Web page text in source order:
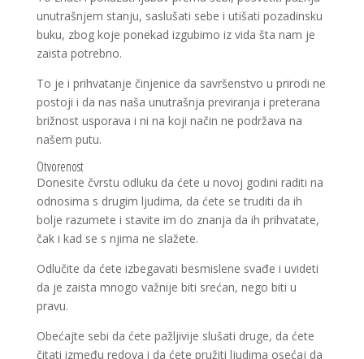
unutrašnjem stanju, saslušati sebe i utišati pozadinsku
buku, zbog koje ponekad izgubimo iz vida šta nam je
zaista potrebno.
To je i prihvatanje činjenice da savršenstvo u prirodi ne
postoji i da nas naša unutrašnja previranja i preterana
brižnost usporava i ni na koji način ne podržava na
našem putu.
Otvorenost
Donesite čvrstu odluku da ćete u novoj godini raditi na
odnosima s drugim ljudima, da ćete se truditi da ih
bolje razumete i stavite im do znanja da ih prihvatate,
čak i kad se s njima ne slažete.
Odlučite da ćete izbegavati besmislene svađe i uvideti
da je zaista mnogo važnije biti srećan, nego biti u
pravu.
Obećajte sebi da ćete pažljivije slušati druge, da ćete
čitati između redova i da ćete pružiti ljudima osećaj da